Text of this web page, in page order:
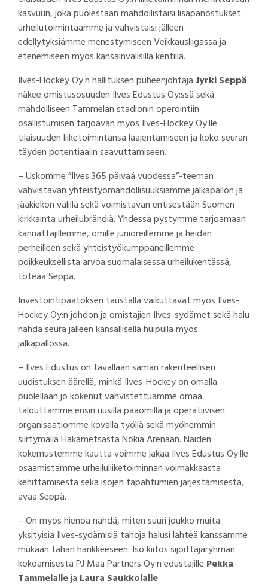
kasvuun, joka puolestaan mahdollistaisi lisäpanostukset
urheilutoimintaamme ja vahvistaisi jälleen
edellytyksiämme menestymiseen Veikkausliigassa ja
etenemiseen myös kansainvälisillä kentillä.
Ilves-Hockey Oy:n hallituksen puheenjohtajaJyrki Seppä
näkee omistusosuuden Ilves Edustus Oy:ssä sekä
mahdolliseen Tammelan stadionin operointiin
osallistumisen tarjoavan myös Ilves-Hockey Oy:lle
tilaisuuden liiketoimintansa laajentamiseen ja koko seuran
täyden potentiaalin saavuttamiseen.
– Uskomme ”Ilves 365 päivää vuodessa”-teeman
vahvistavan yhteistyömahdollisuuksiamme jalkapallon ja
jääkiekon välillä sekä voimistavan entisestään Suomen
kirkkainta urheilubrändiä. Yhdessä pystymme tarjoamaan
kannattajillemme, omille junioreillemme ja heidän
perheilleen sekä yhteistyökumppaneillemme
poikkeuksellista arvoa suomalaisessa urheilukentässä,
toteaa Seppä.
Investointipäätöksen taustalla vaikuttavat myös Ilves-
Hockey Oy:n johdon ja omistajien Ilves-sydämet sekä halu
nähdä seura jälleen kansallisella huipulla myös
jalkapallossa.
– Ilves Edustus on tavallaan saman rakenteellisen
uudistuksen äärellä, minkä Ilves-Hockey on omalla
puolellaan jo kokenut vahvistettuamme omaa
talouttamme ensin uusilla pääomilla ja operatiivisen
organisaatiomme kovalla työllä sekä myöhemmin
siirtymällä Hakametsästä Nokia Arenaan. Näiden
kokemustemme kautta voimme jakaa Ilves Edustus Oy:lle
osaamistamme urheiluliiketoiminnan voimakkaasta
kehittämisestä sekä isojen tapahtumien järjestämisestä,
avaa Seppä.
– On myös hienoa nähdä, miten suuri joukko muita
yksityisiä Ilves-sydämisiä tahoja halusi lähteä kanssamme
mukaan tähän hankkeeseen. Iso kiitos sijoittajaryhmän
kokoamisesta PJ Maa Partners Oy:n edustajille Pekka
Tammelalleja Laura Saukkolalle.